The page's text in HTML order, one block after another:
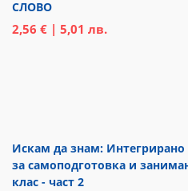
СЛОВО
2,56 € | 5,01 лв.
Искам да знам:
за самоподготовка и
клас - част 2